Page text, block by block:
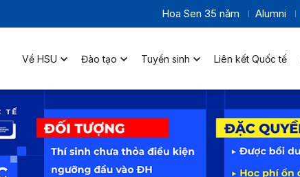
Hoa Sen 35 năm Alumni
Về HSU Đào tạo Tuyển sinh Liên kết Quốc tế